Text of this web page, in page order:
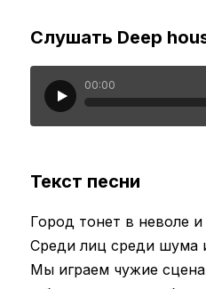
Слушать Deep
00:00
Текст песни
Город тонет в неволе
Среди лиц среди шума
Мы играем чужие